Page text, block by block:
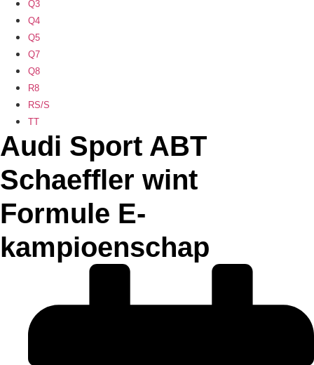
Q3
Q4
Q5
Q7
Q8
R8
RS/S
TT
Audi Sport ABT
Schaeffler wint
Formule E-
kampioenschap